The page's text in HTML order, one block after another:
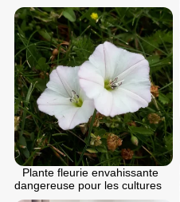
Plante fleurie envahissante
dangereuse pour les cultures